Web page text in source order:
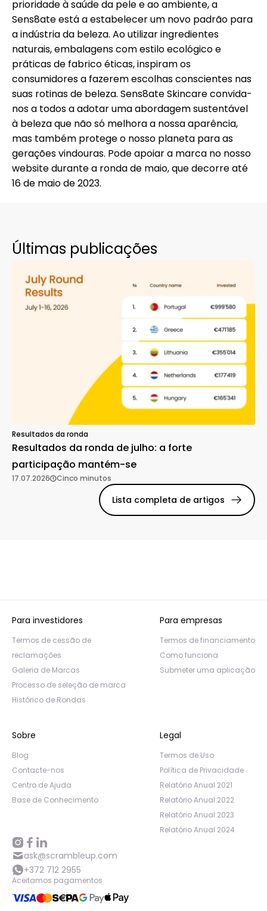
prioridade à saúde da pele e ao ambiente, a
Sens8ate está a estabelecer um novo padrão para
a indústria da beleza. Ao utilizar ingredientes
naturais, embalagens com estilo ecológico e
práticas de fabrico éticas, inspiram os
consumidores a fazerem escolhas conscientes nas
suas rotinas de beleza. Sens8ate Skincare convida-
nos a todos a adotar uma abordagem sustentável
à beleza que não só melhora a nossa aparência,
mas também protege o nosso planeta para as
gerações vindouras. Pode apoiar a marca no nosso
websitedurante a ronda de maio, que decorre até
16 de maio de 2023.
Últimas publicações
Resultados da ronda
Resultados da ronda de julho: a forte
participação mantém-se
17.07.2026 Cinco minutos
Lista completa de artigos
Para investidores
Termos de cessão de
reclamações
Galeria de Marcas
Processo de seleção de marca
Histórico de Rondas
Para empresas
Termos de financiamento
Como funciona
Submeter uma aplicação
Sobre
Blog
Contacte-nos
Centro de Ajuda
Base de Conhecimento
Legal
Termos de Uso
Política de Privacidade
Relatório Anual 2021
Relatório Anual 2022
Relatório Anual 2023
Relatório Anual 2024
ask@scrambleup.com
+372 712 2955
Aceitamos pagamentos